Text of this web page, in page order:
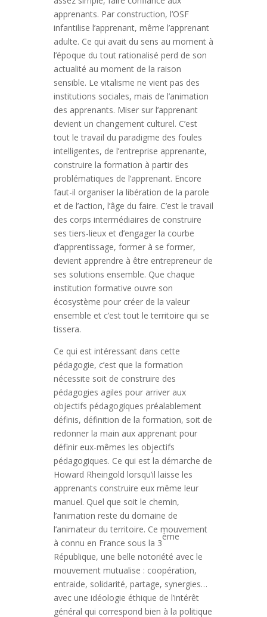
apprenants. Par construction, l’OSF
infantilise l’apprenant, même l’apprenant
adulte. Ce qui avait du sens au moment à
l’époque du tout rationalisé perd de son
actualité au moment de la raison
sensible. Le vitalisme ne vient pas des
institutions sociales, mais de l’animation
des apprenants. Miser sur l’apprenant
devient un changement culturel. C’est
tout le travail du paradigme des foules
intelligentes, de l’entreprise apprenante,
construire la formation à partir des
problématiques de l’apprenant. Encore
faut-il organiser la libération de la parole
et de l’action, l’âge du faire. C’est le travail
des corps intermédiaires de construire
ses tiers-lieux et d’engager la courbe
d’apprentissage, former à se former,
devient apprendre à être entrepreneur de
ses solutions ensemble. Que chaque
institution formative ouvre son
écosystème pour créer de la valeur
ensemble et c’est tout le territoire qui se
tissera.
Ce qui est intéressant dans cette
pédagogie, c’est que la formation
nécessite soit de construire des
pédagogies agiles pour arriver aux
objectifs pédagogiques préalablement
définis, définition de la formation, soit de
redonner la main aux apprenant pour
définir eux-mêmes les objectifs
pédagogiques. Ce qui est la démarche de
Howard Rheingold lorsqu’il laisse les
apprenants construire eux même leur
manuel. Quel que soit le chemin,
l’animation reste du domaine de
l’animateur du territoire. Ce mouvement
à connu en France sous la 3
ème
République, une belle notoriété avec le
mouvement mutualise : coopération,
entraide, solidarité, partage, synergies…
avec une idéologie éthique de l’intérêt
général qui correspond bien à la politique